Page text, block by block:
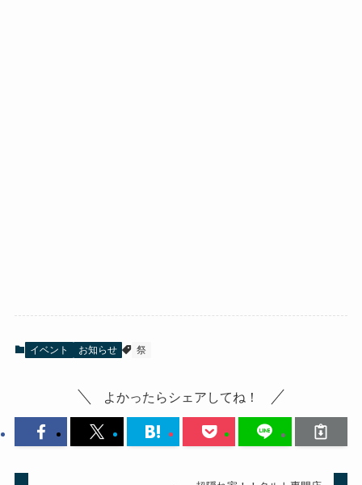
イベント お知らせ 祭
よかったらシェアしてね！